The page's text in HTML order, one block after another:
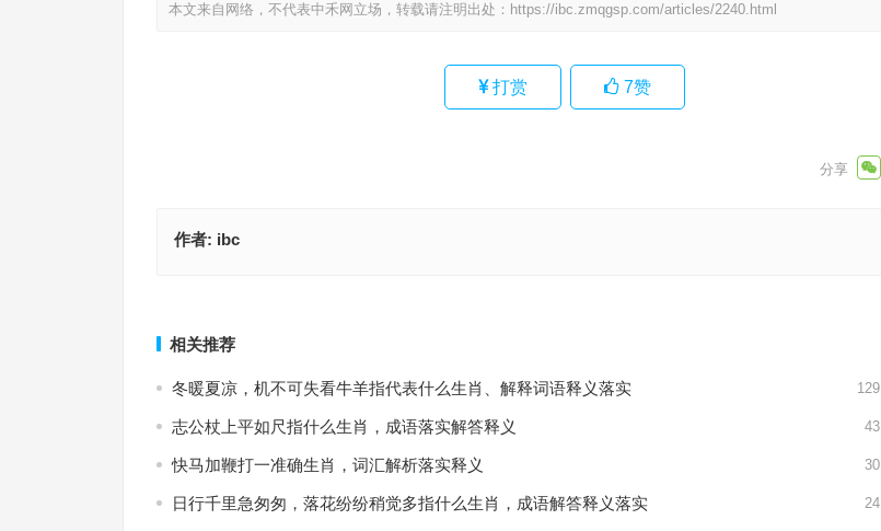
本文来自网络，不代表中禾网立场，转载请注明出处： https://ibc.zmqgsp.com/articles/2240.html
打赏 7赞
作者: ibc
相关推荐
冬暖夏凉，机不可失看牛羊指代表什么生肖、解释词语释义落实 129
志公杖上平如尺指什么生肖，成语落实解答释义 43
快马加鞭打一准确生肖，词汇解析落实释义 30
日行千里急匆匆，落花纷纷稍觉多指什么生肖，成语解答释义落实 24